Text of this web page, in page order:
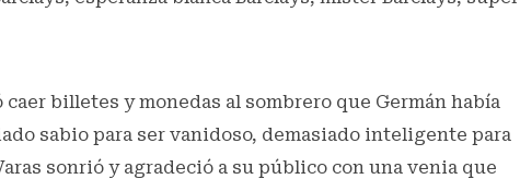
billetes y monedas al sombrero que Germán había
sabio para ser vanidoso, demasiado inteligente para
sonrió y agradeció a su público con una venia que